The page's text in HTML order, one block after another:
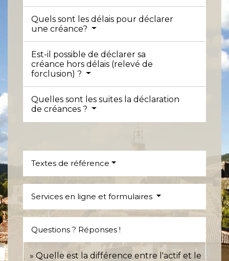
Quels sont les délais pour déclarer
une créance?
Est-il possible de déclarer sa
créance hors délais (relevé de
forclusion) ?
Quelles sont les suites la déclaration
de créances ?
Textes de référence
Services en ligne et formulaires
Questions ? Réponses !
Quelle est la différence entre l'actif et le